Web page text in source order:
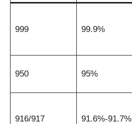
999 99.9%
950 95%
916/917 91.6%-91.7%